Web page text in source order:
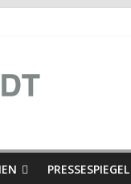
Hinschaun!
PRESSESPIEGEL